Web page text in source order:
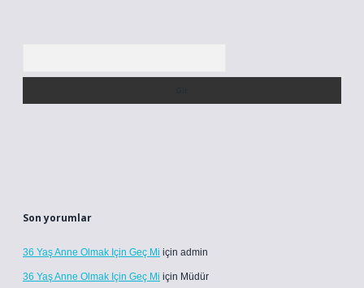
Son yorumlar
36 Yaş Anne Olmak Için Geç Mi için admin
36 Yaş Anne Olmak Için Geç Mi için Müdür